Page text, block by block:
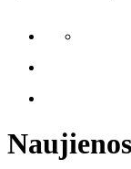
Naujienos